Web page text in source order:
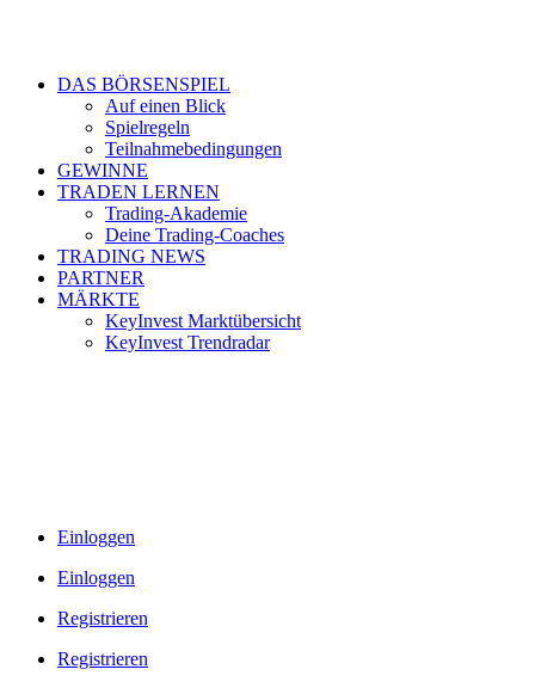
DAS BÖRSENSPIEL
Auf einen Blick
Spielregeln
Teilnahmebedingungen
GEWINNE
TRADEN LERNEN
Trading-Akademie
Deine Trading-Coaches
TRADING NEWS
PARTNER
MÄRKTE
KeyInvest Marktübersicht
KeyInvest Trendradar
Einloggen
Einloggen
Registrieren
Registrieren